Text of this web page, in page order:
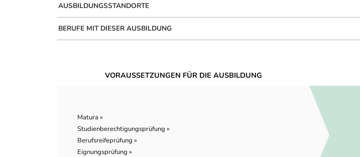
AUSBILDUNGSSTANDORTE
BERUFE MIT DIESER AUSBILDUNG
VORAUSSETZUNGEN FÜR DIE AUSBILDUNG
Matura »
Studienberechtigungsprüfung »
Berufsreifeprüfung »
Eignungsprüfung »